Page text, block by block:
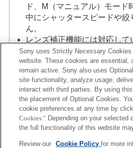
ド、M（マニュアル）モード
中にシャッタースピードや
ん。
レンズ補正機能には対応して
マウントアダプターを使用し
ズ」を装着した場合には、
MFアシスト機能は自動的に
スタムキー設定」で任意のキ
しくは「MFアシスト」機能
ださい
タッチシャッターは使用でき
オートフォーカスは動作しま
面周辺部および大きくピント
Sony uses Strictly Necessary Cookies
website. These cookies are essential,
remain active. Sony also uses
site functionality, analyze usage,
interact with third parties. By using
the placement of Optional Cookies.
cookie preferences at any time by
Cookies." Depending on your selected
the full functionality of this website
Review our Cookie Policyfor more